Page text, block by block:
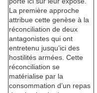
La première approche
attribue cette genèse à la
réconciliation de deux
antagonistes qui ont
entretenu jusqu’ici des
hostilités armées. Cette
réconciliation se
matérialise par la
consommation d’un repas